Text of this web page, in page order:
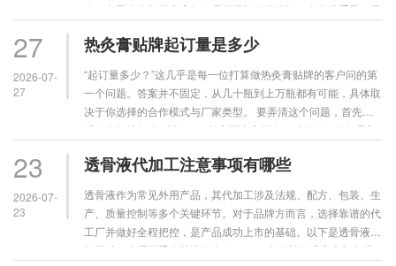
么，老黑膏代加工究竟都有哪些规格可供选择？本文从重量、尺
来……
27
2026-07-
27
热灸膏贴牌起订量是多少
“起订量多少？”这几乎是每一位打算做热灸膏贴牌的客户问的第
一个问题。答案并不固定，从几十瓶到上万瓶都有可能，具体取
决于你选择的合作模式与厂家类型。 要弄清这个问题，首先得
明确你打算怎么“贴牌”。目前市面上主要有三种路径，起订量门
低……
23
2026-07-
23
透骨液代加工注意事项有哪些
透骨液作为常见外用产品，其代加工涉及法规、配方、包装、生
产、质量控制等多个关键环节。对于品牌方而言，选择靠谱的代
工厂并做好全程把控，是产品成功上市的基础。以下是透骨液代
加工过程中需要重点关注的事项。 一、合作前资质审查与合规